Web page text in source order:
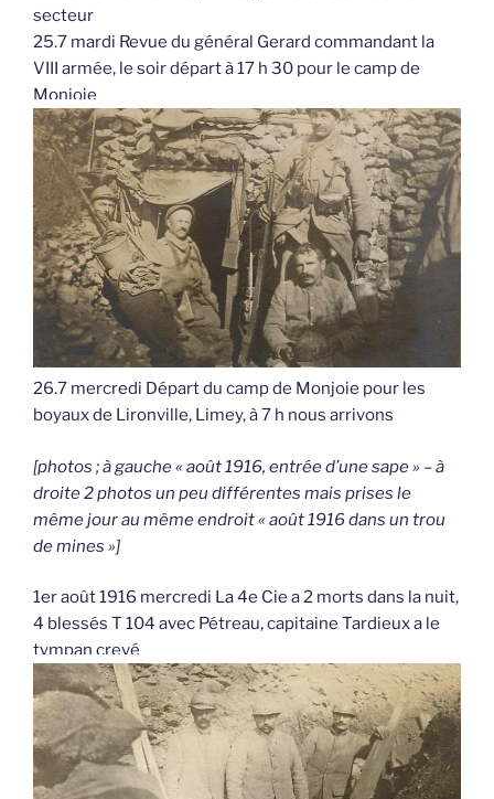
secteur
25.7 mardi Revue du général Gerard commandant la
VIII armée, le soir départ à 17 h 30 pour le camp de
Monjoie
26.7 mercredi Départ du camp de Monjoie pour les
boyaux de Lironville, Limey, à 7 h nous arrivons
[photos ; à gauche « août 1916, entrée d’une sape » – à
droite 2 photos un peu différentes mais prises le
même jour au même endroit « août 1916 dans un trou
de mines »]
1er août 1916 mercredi La 4e Cie a 2 morts dans la nuit,
4 blessés T 104 avec Pétreau, capitaine Tardieux a le
tympan crevé